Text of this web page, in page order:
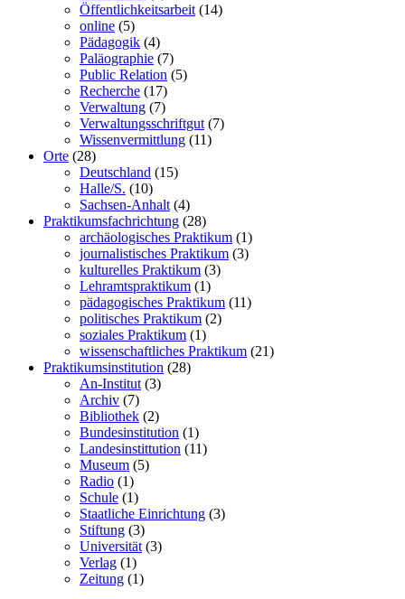
Öffentlichkeitsarbeit (14)
online (5)
Pädagogik (4)
Paläographie (7)
Public Relation (5)
Recherche (17)
Verwaltung (7)
Verwaltungsschriftgut (7)
Wissenvermittlung (11)
Orte (28)
Deutschland (15)
Halle/S. (10)
Sachsen-Anhalt (4)
Praktikumsfachrichtung (28)
archäologisches Praktikum (1)
journalistisches Praktikum (3)
kulturelles Praktikum (3)
Lehramtspraktikum (1)
pädagogisches Praktikum (11)
politisches Praktikum (2)
soziales Praktikum (1)
wissenschaftliches Praktikum (21)
Praktikumsinstitution (28)
An-Institut (3)
Archiv (7)
Bibliothek (2)
Bundesinstitution (1)
Landesinstittution (11)
Museum (5)
Radio (1)
Schule (1)
Staatliche Einrichtung (3)
Stiftung (3)
Universität (3)
Verlag (1)
Zeitung (1)